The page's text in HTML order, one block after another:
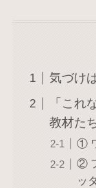
気づけ
「これ
教材た
①
②
ッ